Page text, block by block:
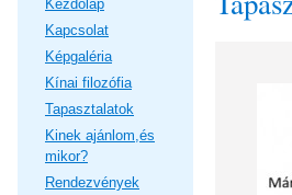
Kezdőlap
Kapcsolat
Képgaléria
Kínai filozófia
Tapasztalatok
Kinek ajánlom,és
mikor?
Rendezvények